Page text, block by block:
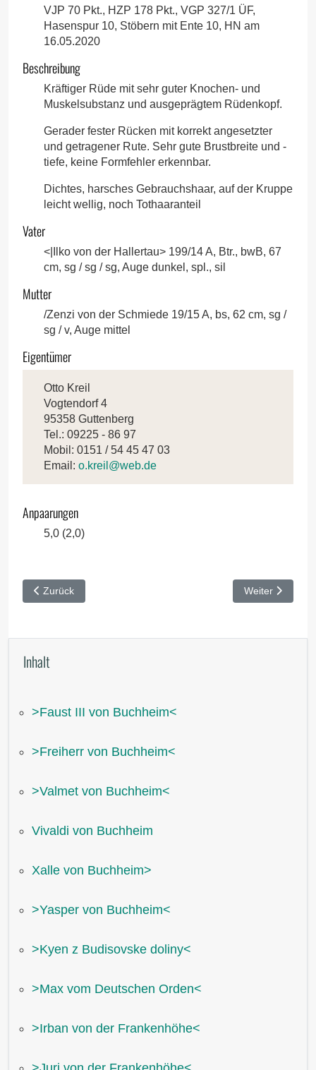
VJP 70 Pkt., HZP 178 Pkt., VGP 327/1 ÜF,
Hasenspur 10, Stöbern mit Ente 10, HN am
16.05.2020
Beschreibung
Kräftiger Rüde mit sehr guter Knochen- und
Muskelsubstanz und ausgeprägtem Rüdenkopf.
Gerader fester Rücken mit korrekt angesetzter
und getragener Rute. Sehr gute Brustbreite und -
tiefe, keine Formfehler erkennbar.
Dichtes, harsches Gebrauchshaar, auf der Kruppe
leicht wellig, noch Tothaaranteil
Vater
<|Ilko von der Hallertau> 199/14 A, Btr., bwB, 67
cm, sg / sg / sg, Auge dunkel, spl., sil
Mutter
/Zenzi von der Schmiede 19/15 A, bs, 62 cm, sg /
sg / v, Auge mittel
Eigentümer
Otto Kreil
Vogtendorf 4
95358 Guttenberg
Tel.: 09225 - 86 97
Mobil: 0151 / 54 45 47 03
Email: o.kreil@web.de
Anpaarungen
5,0 (2,0)
Vorheriger Beitrag: Derrick von der Riedleite
Zurück Nächster
Weiter
Inhalt
˃Faust III von Buchheim˂
˃Freiherr von Buchheim˂
˃Valmet von Buchheim˂
Vivaldi von Buchheim
Xalle von Buchheim˃
˃Yasper von Buchheim˂
˃Kyen z Budisovske doliny˂
˃Max vom Deutschen Orden˂
˃Irban von der Frankenhöhe˂